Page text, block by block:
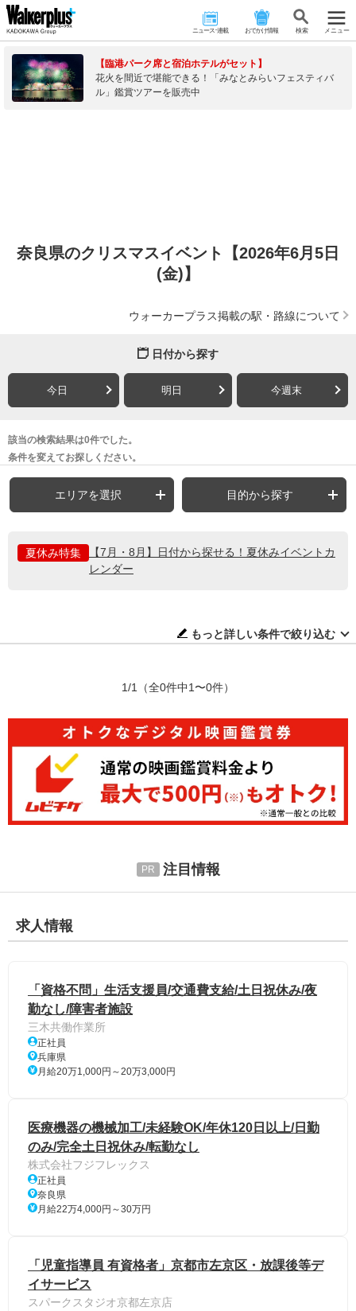
ニュース･連載 おでかけ情報 検 索 メニュー
【臨港パーク席と宿泊ホテルがセット】
花火を間近で堪能できる！「みなとみらいフェスティバ
ル」鑑賞ツアーを販売中
奈良県のクリスマスイベント【2026年6月5日
(金)】
ウォーカープラス掲載の駅・路線について
日付から探す
今日 明日 今週末
該当の検索結果は0件でした。
条件を変えてお探しください。
エリアを選択 目的から探す
夏休み特集
【7月・8月】日付から探せる！夏休みイベントカ
レンダー
もっと詳しい条件で絞り込む
1/1 （全0件中1〜0件）
注目情報
求人情報
「資格不問」生活支援員/交通費支給/土日祝休み/夜
勤なし/障害者施設
三木共働作業所
正社員
兵庫県
月給20万1,000円～20万3,000円
医療機器の機械加工/未経験OK/年休120日以上/日勤
のみ/完全土日祝休み/転勤なし
株式会社フジフレックス
正社員
奈良県
月給22万4,000円～30万円
「児童指導員 有資格者」京都市左京区・放課後等デ
イサービス
スパークスタジオ京都左京店